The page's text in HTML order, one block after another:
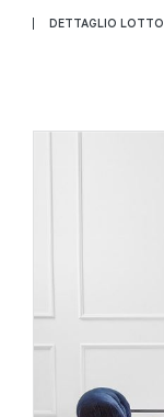
DETTAGLIO LOTTO